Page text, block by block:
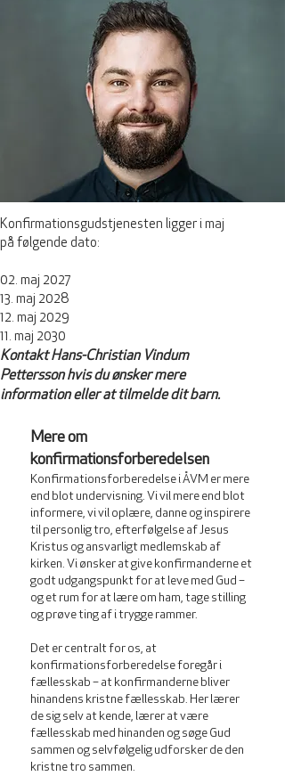
Konfirmationsgudstjenesten ligger i maj
på følgende dato:
02. maj 2027
13. maj 2028
12. maj 2029
11. maj 2030
Kontakt Hans-Christian Vindum
Pettersson hvis du ønsker mere
information eller at tilmelde dit barn.
Mere om
konfirmationsforberedelsen
Konfirmationsforberedelse i ÅVM er mere
end blot undervisning. Vi vil mere end blot
informere, vi vil oplære, danne og inspirere
til personlig tro, efterfølgelse af Jesus
Kristus og ansvarligt medlemskab af
kirken. Vi ønsker at give konfirmanderne et
godt udgangspunkt for at leve med Gud –
og et rum for at lære om ham, tage stilling
og prøve ting af i trygge rammer.
Det er centralt for os, at
konfirmationsforberedelse foregår i
fællesskab – at konfirmanderne bliver
hinandens kristne fællesskab. Her lærer
de sig selv at kende, lærer at være
fællesskab med hinanden og søge Gud
sammen og selvfølgelig udforsker de den
kristne tro sammen.